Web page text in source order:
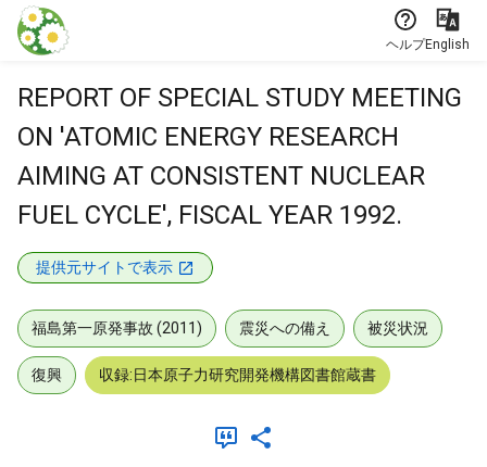
本文に飛ぶ
ヘルプEnglish
REPORT OF SPECIAL STUDY MEETING
ON 'ATOMIC ENERGY RESEARCH
AIMING AT CONSISTENT NUCLEAR
FUEL CYCLE', FISCAL YEAR 1992.
提供元サイトで表示
福島第一原発事故 (2011) 震災への備え 被災状況
復興 収録:日本原子力研究開発機構図書館蔵書